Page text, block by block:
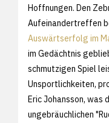
Hoffnungen. Den
Aufeinandertreffen
Auswärtserfolg im
im Gedächtnis
schmutzigen Spiel
Unsportlichkeiten,
Eric Johansson, was
ungebräuchlichen